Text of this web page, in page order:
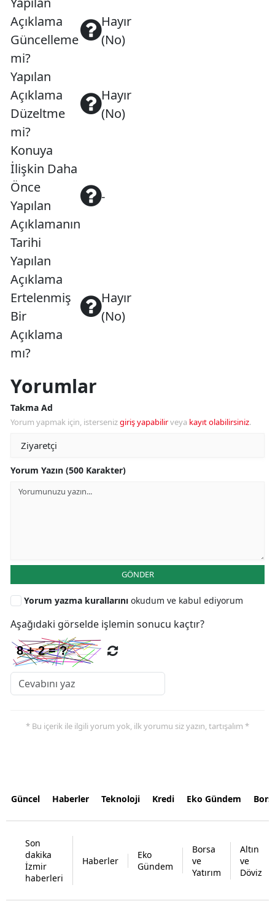
Açıklama
Güncelleme
mi?
Hayır
(No)
Yapılan
Açıklama
Düzeltme
mi?
Hayır
(No)
Konuya
İlişkin Daha
Önce
Yapılan
Açıklamanın
Tarihi
-
Yapılan
Açıklama
Ertelenmiş
Bir
Açıklama
mı?
Hayır
(No)
Yorumlar
Takma Ad
Yorum yapmak için, istersenizgiriş yapabilirveya kayıt olabilirsiniz.
Yorum Yazın (500 Karakter)
GÖNDER
Yorum yazma kurallarını okudum ve kabul ediyorum
Aşağıdaki görselde işlemin sonucu kaçtır?
* Bu içerik ile ilgili yorum yok, ilk yorumu siz yazın, tartışalım *
Güncel Haberler Teknoloji Kredi Eko Gündem
Son
dakika
İzmir
haberleri
Haberler
Eko
Gündem
Borsa
ve
Yatırım
Altın
ve
Döviz